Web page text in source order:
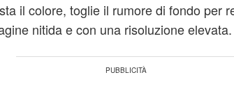
il colore, toglie il rumore di fondo per
nitida e con una risoluzione elevata.